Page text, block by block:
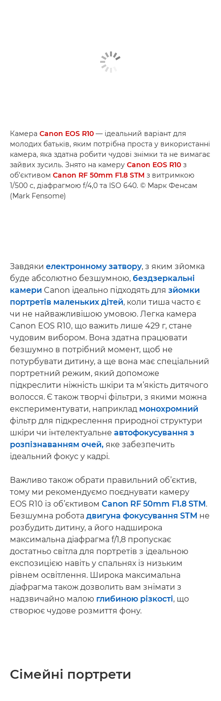
Камера Canon EOS R10 — ідеальний варіант для
молодих батьків, яким потрібна проста у використанні
камера, яка здатна робити чудові знімки та не вимагає
зайвих зусиль. Знято на камеру Canon EOS R10 з
об’єктивом Canon RF 50mm F1.8 STM з витримкою
1/500 с, діафрагмою f/4,0 та ISO 640. © Марк Фенсам
(Mark Fensome)
Завдяки електронному затвору, з яким зйомка
буде абсолютно безшумною, бездзеркальні
камери Canon ідеально підходять для зйомки
портретів маленьких дітей, коли тиша часто є
чи не найважливішою умовою. Легка камера
Canon EOS R10, що важить лише 429 г, стане
чудовим вибором. Вона здатна працювати
безшумно в потрібний момент, щоб не
потурбувати дитину, а ще вона має спеціальний
портретний режим, який допоможе
підкреслити ніжність шкіри та м’якість дитячого
волосся. Є також творчі фільтри, з якими можна
експериментувати, наприклад монохромний
фільтр для підкреслення природної структури
шкіри чи інтелектуальне автофокусування з
розпізнаванням очей, яке забезпечить
ідеальний фокус у кадрі.
Важливо також обрати правильний об’єктив,
тому ми рекомендуємо поєднувати камеру
EOS R10 із об’єктивом Canon RF 50mm F1.8 STM.
Безшумна робота двигуна фокусування STM не
розбудить дитину, а його надширока
максимальна діафрагма f/1,8 пропускає
достатньо світла для портретів з ідеальною
експозицією навіть у спальнях із низьким
рівнем освітлення. Широка максимальна
діафрагма також дозволить вам знімати з
надзвичайно малою глибиною різкості, що
створює чудове розмиття фону.
Сімейні портрети